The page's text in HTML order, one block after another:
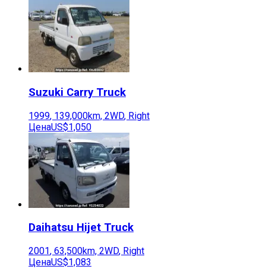
Suzuki Carry Truck
1999, 139,000km, 2WD, Right
ЦенаUS$1,050
Daihatsu Hijet Truck
2001, 63,500km, 2WD, Right
ЦенаUS$1,083